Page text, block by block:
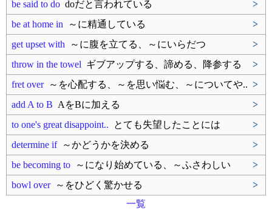
be said to do doだと言われている
>
be at home in ～に精通している
>
get upset with ～に腹を立てる、～にいらだつ
>
throw in the towel ギブアップする、諦める、降参する
>
fret over～を心配する、～を思い悩む、～についてや.. >
add A to B AをBに加える
>
to one's great disappoint.. とても失望したことには
>
determine if～かどうかを決める
>
be becoming to ～になり始めている、～ふさわしい
>
bowl over～をひどく驚かせる
>
一覧